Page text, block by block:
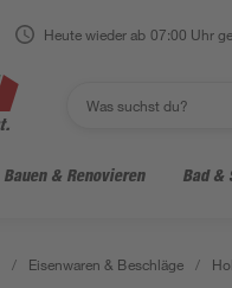
Heute wieder ab 07:00 Uhr
Bauen & Renovieren Bad &
/ Eisenwaren & Beschläge /